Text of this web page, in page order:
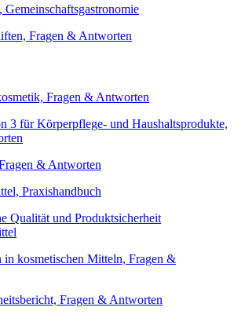
Gemeinschaftsgastronomie
Fragen & Antworten
Fragen & Antworten
3 für Körperpflege- und Haushaltsprodukte,
& Antworten
Praxishandbuch
Qualität und Produktsicherheit
in kosmetischen Mitteln, Fragen &
Fragen & Antworten